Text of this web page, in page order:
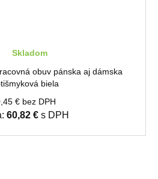
Skladom
obuv pánska aj dámska
biela
€ bez DPH
60,82 €s DPH